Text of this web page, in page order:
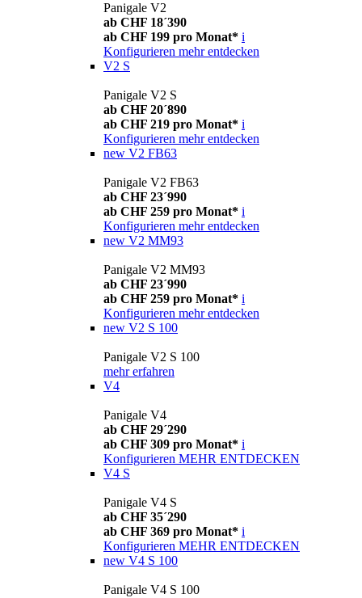
Panigale V2
ab CHF 18´390
ab CHF 199 pro Monat* i
Konfigurieren mehr entdecken
V2 S
Panigale V2 S
ab CHF 20´890
ab CHF 219 pro Monat* i
Konfigurieren mehr entdecken
new V2 FB63
Panigale V2 FB63
ab CHF 23´990
ab CHF 259 pro Monat* i
Konfigurieren mehr entdecken
new V2 MM93
Panigale V2 MM93
ab CHF 23´990
ab CHF 259 pro Monat* i
Konfigurieren mehr entdecken
new V2 S 100
Panigale V2 S 100
mehr erfahren
V4
Panigale V4
ab CHF 29´290
ab CHF 309 pro Monat* i
Konfigurieren MEHR ENTDECKEN
V4 S
Panigale V4 S
ab CHF 35´290
ab CHF 369 pro Monat* i
Konfigurieren MEHR ENTDECKEN
new V4 S 100
Panigale V4 S 100